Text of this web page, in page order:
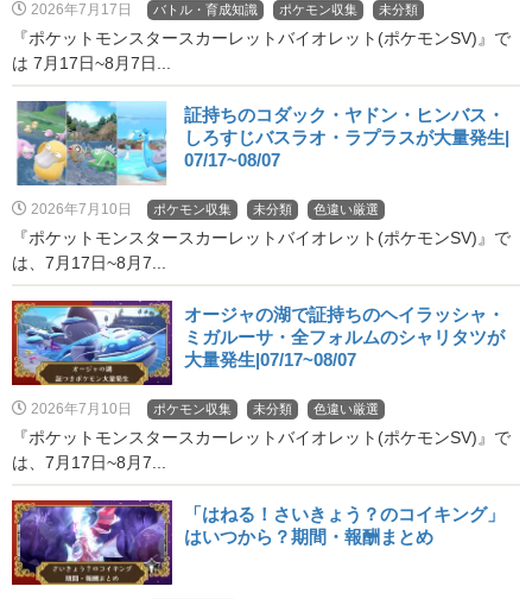
2026年7月17日 バトル・育成知識 ポケモン収集 未分類
『ポケットモンスタースカーレットバイオレット(ポケモンSV)』で
は 7月17日~8月7日...
証持ちのコダック・ヤドン・ヒンバス・
しろすじバスラオ・ラプラスが大量発生|
07/17~08/07
2026年7月10日 ポケモン収集 未分類 色違い厳選
『ポケットモンスタースカーレットバイオレット(ポケモンSV)』で
は、7月17日~8月7...
オージャの湖で証持ちのヘイラッシャ・
ミガルーサ・全フォルムのシャリタツが
大量発生|07/17~08/07
2026年7月10日 ポケモン収集 未分類 色違い厳選
『ポケットモンスタースカーレットバイオレット(ポケモンSV)』で
は、7月17日~8月7...
「はねる！さいきょう？のコイキング」
はいつから？期間・報酬まとめ